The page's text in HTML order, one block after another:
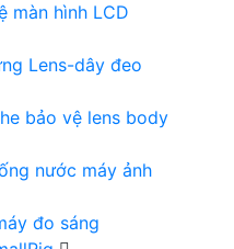
màn hình LCD
Lens-dây đeo
bảo vệ lens body
nước máy ảnh
đo sáng